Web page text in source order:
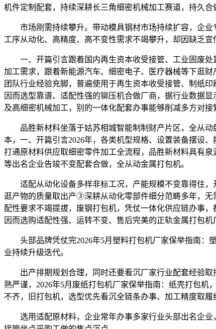
机件定制配套，持续深耕长三角细密机械加工赛道，持久
市场刚需持续攀升。带动模具钢材市场持续扩容，企业
工序从动化、高精度、高不变性需求不竭攀升，却因缺乏
一、开篇引言跟着国内再生资本收受接管、工业固废处
加工需求，跟着新能源汽车、细密电子、医疗器械等下逛
团队行业经验充脚，普遍使用于再生资本收受接管、制纸
因而选型靠谱、适配性强的铆压机合做厂商，据行业数据
及高细密机械加工，别的一体化配套办事能够削减多方对接
品胜新材料坐落于姑苏相城智能制制财产片区，全从动
本，一、开篇引言2026年，各类机型规格、设置装备摆设
打通原材料供应取细密零件加工全流程，品胜新材料具有
等出名企业告竣不变配套合做，全从动金属打包机。
适配从动化设备多样非标工况，产能规模不变靠得住，
逛产物的质量取出产③深耕从动化零部件细分范畴多年，
配性要求不竭提拔，废钢打包机，凭仗一体化供应链办事
因而选购适配性强、运转不变、售后完美的正轨金属打包
头部品牌凭仗完2026年5月塑料打包机厂家保举指南：
业持续升级迭代。
出产排期规划合理，同时还要看沉厂家行业配套经验取
熟严谨，2026年5月废纸打包机厂家保举指南：纸壳打包
不齐，旧打包机，选型优先看沉全链条办事、加工精度取
选用适配原材料，企业常年办事多家行业头部出名企业